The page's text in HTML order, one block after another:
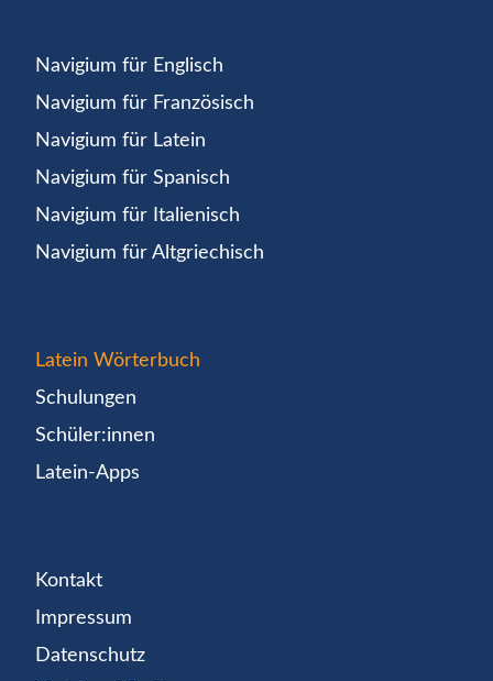
Navigium für Englisch
Navigium für Französisch
Navigium für Latein
Navigium für Spanisch
Navigium für Italienisch
Navigium für Altgriechisch
Latein Wörterbuch
Schulungen
Schüler:innen
Latein-Apps
Kontakt
Impressum
Datenschutz